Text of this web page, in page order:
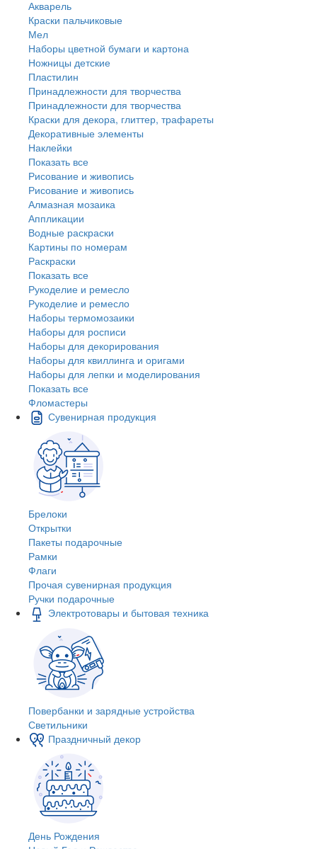
Акварель
Краски пальчиковые
Мел
Наборы цветной бумаги и картона
Ножницы детские
Пластилин
Принадлежности для творчества
Принадлежности для творчества
Краски для декора, глиттер, трафареты
Декоративные элементы
Наклейки
Показать все
Рисование и живопись
Рисование и живопись
Алмазная мозаика
Аппликации
Водные раскраски
Картины по номерам
Раскраски
Показать все
Рукоделие и ремесло
Рукоделие и ремесло
Наборы термомозаики
Наборы для росписи
Наборы для декорирования
Наборы для квиллинга и оригами
Наборы для лепки и моделирования
Показать все
Фломастеры
Сувенирная продукция
Брелоки
Открытки
Пакеты подарочные
Рамки
Флаги
Прочая сувенирная продукция
Ручки подарочные
Электротовары и бытовая техника
Повербанки и зарядные устройства
Светильники
Праздничный декор
День Рождения